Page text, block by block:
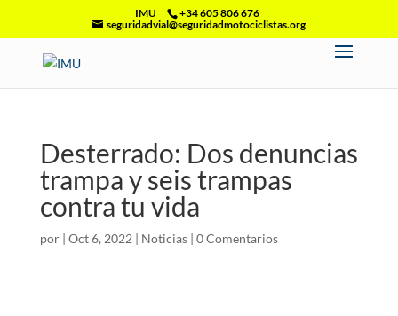
IMU
+34 605 806 676
seguridadvial@seguridadmotociclistas.org
Desterrado: Dos denuncias
trampa y seis trampas
contra tu vida
por | Oct 6, 2022 | Noticias| 0 Comentarios